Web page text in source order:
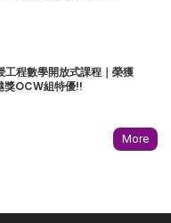
工程數學開放式課程｜榮獲
獎OCW組特優!!
More